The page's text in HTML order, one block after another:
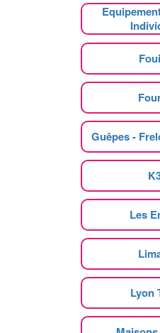
Guêpes -
Les
Lyon